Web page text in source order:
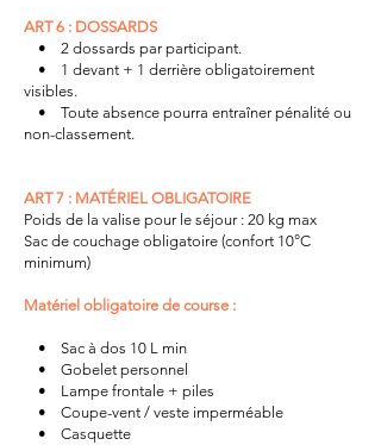
ART 6 : DOSSARDS
• 2 dossards par participant.
• 1 devant + 1 derrière obligatoirement
visibles.
• Toute absence pourra entraîner pénalité ou
non-classement.
ART 7 : MATÉRIEL OBLIGATOIRE
Poids de la valise pour le séjour : 20 kg max
Sac de couchage obligatoire (confort 10°C
minimum)
Matériel obligatoire de course :
• Sac à dos 10 L min
• Gobelet personnel
• Lampe frontale + piles
• Coupe-vent / veste imperméable
• Casquette